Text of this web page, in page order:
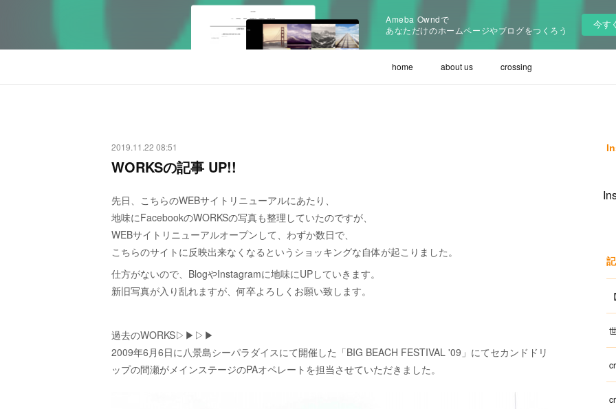
Ameba Owndで
あなただけのホームページやブログをつくろう
今す
home about us crossing
2019.11.22 08:51
WORKSの記事 UP!!
先日、こちらのWEBサイトリニューアルにあたり、
地味にFacebookのWORKSの写真も整理していたのですが、
WEBサイトリニューアルオープンして、わずか数日で、
こちらのサイトに反映出来なくなるというショッキングな自体が起こりました。
仕方がないので、BlogやInstagramに地味にUPしていきます。
新旧写真が入り乱れますが、何卒よろしくお願い致します。
過去のWORKS▷▶︎▷▶︎
2009年6月6日に八景島シーパラダイスにて開催した「BIG BEACH FESTIVAL '09」にてセカンドドリ
ップの間瀬がメインステージのPAオペレートを担当させていただきました。